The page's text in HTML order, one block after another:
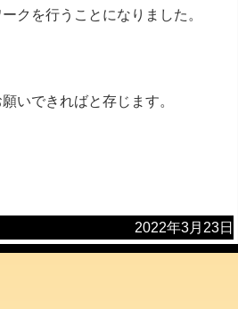
クを行うことになりました。
いできればと存じます。
2022年3月23日